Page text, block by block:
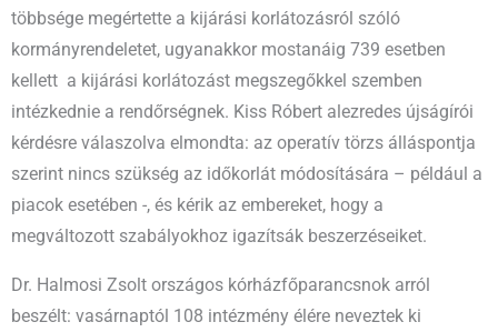
többsége megértette a kijárási korlátozásról szóló
kormányrendeletet, ugyanakkor mostanáig 739 esetben
kellett a kijárási korlátozást megszegőkkel szemben
intézkednie a rendőrségnek. Kiss Róbert alezredes újságírói
kérdésre válaszolva elmondta: az operatív törzs álláspontja
szerint nincs szükség az időkorlát módosítására – például a
piacok esetében -, és kérik az embereket, hogy a
megváltozott szabályokhoz igazítsák beszerzéseiket.
Dr. Halmosi Zsolt országos kórházfőparancsnok arról
beszélt: vasárnaptól 108 intézmény élére neveztek ki